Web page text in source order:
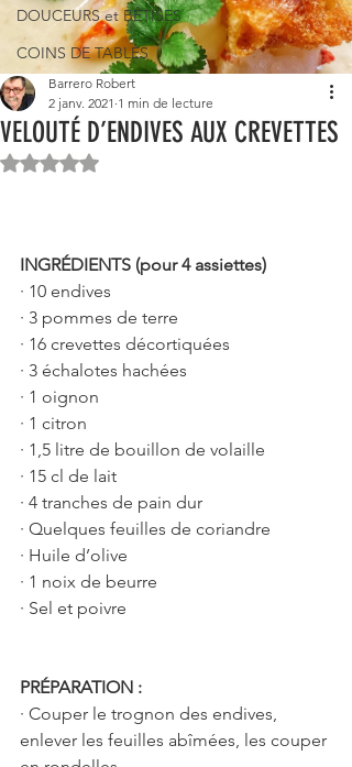
DOUCEURS et BÊTISES
COINS DE TABLES
VELOUTÉ D’ENDIVES AUX CREVETTES
Barrero Robert
2 janv. 2021 1 min de lecture
Noté NaN étoiles sur 5.
INGRÉDIENTS (pour 4 assiettes)
· 10 endives
· 3 pommes de terre
· 16 crevettes décortiquées
· 3 échalotes hachées
· 1 oignon
· 1 citron
· 1,5 litre de bouillon de volaille
· 15 cl de lait
· 4 tranches de pain dur
· Quelques feuilles de coriandre
· Huile d’olive
· 1 noix de beurre
· Sel et poivre
PRÉPARATION :
· Couper le trognon des endives,
enlever les feuilles abîmées, les couper